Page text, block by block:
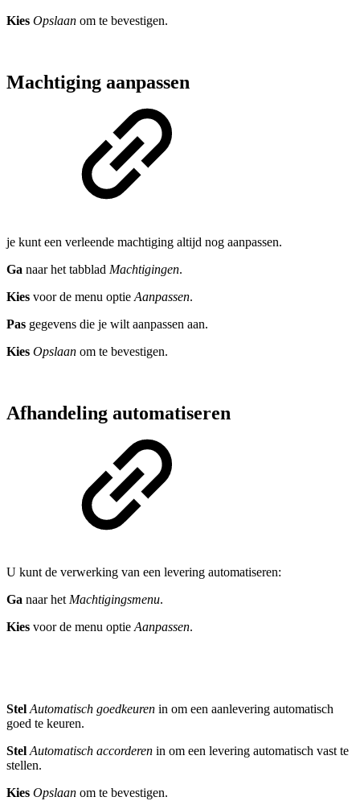
Kies Opslaan om te bevestigen.
Machtiging aanpassen
je kunt een verleende machtiging altijd nog aanpassen.
Ga naar het tabblad Machtigingen.
Kies voor de menu optie Aanpassen.
Pas gegevens die je wilt aanpassen aan.
Kies Opslaan om te bevestigen.
Afhandeling automatiseren
U kunt de verwerking van een levering automatiseren:
Ga naar hetMachtigingsmenu.
Kies voor de menu optieAanpassen.
Stel Automatisch goedkeuren in om een aanlevering automatisch
goed te keuren.
Stel Automatisch accorderen in om een levering automatisch vast te
stellen.
Kies Opslaan om te bevestigen.